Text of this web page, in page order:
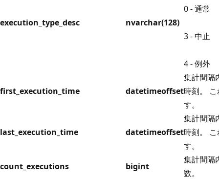
execution_type_desc nvarchar(128)
0 - 通常
3 - 中止
4 - 例外
first_execution_time datetimeoffset
集計間隔
時刻。
す。
last_execution_time datetimeoffset
集計間隔
時刻。
す。
count_executions
bigint
集計間隔
数。